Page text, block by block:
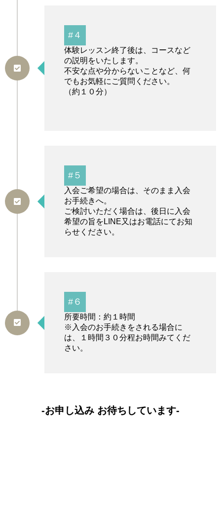
#４
体験レッスン終了後は、コースなど
の説明をいたします。
不安な点や分からないことなど、何
でもお気軽にご質問ください。
（約１０分）
#５
入会ご希望の場合は、そのまま入会
お手続きへ。
ご検討いただく場合は、後日に入会
希望の旨をLINE又はお電話にてお知
らせください。
#６
所要時間：約１時間
※入会のお手続きをされる場合に
は、１時間３０分程お時間みてくだ
さい。
‐お申し込み お待ちしています‐